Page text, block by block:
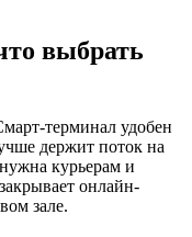
выбрать
терминал удобен
держит поток на
курьерам и
онлайн-
зале.